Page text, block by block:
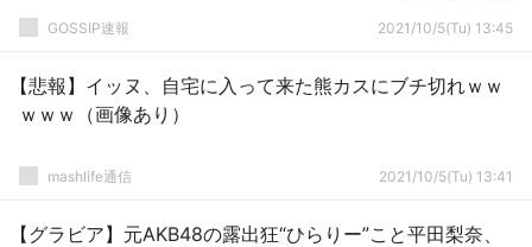
GOSSIP速報 2021/10/5(Tu) 13:45
【悲報】イッヌ、自宅に入って来た熊カスにブチ切れｗｗ
ｗｗｗ（画像あり）
mashlife通信 2021/10/5(Tu) 13:41
【グラビア】元AKB48の露出狂“ひらりー”こと平田梨奈、